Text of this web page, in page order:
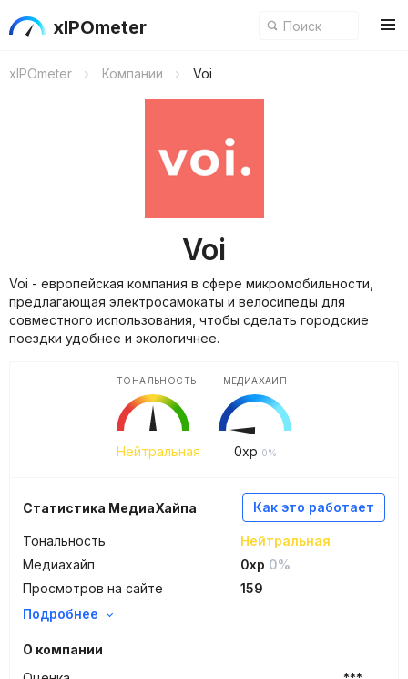
xIPOmeter
xIPOmeter Компании Voi
Voi
Voi - европейская компания в сфере микромобильности,
предлагающая электросамокаты и велосипеды для
совместного использования, чтобы сделать городские
поездки удобнее и экологичнее.
Нейтральная
ТОНАЛЬНОСТЬ
0xp 0%
МЕДИАХАЙП
Как это работает
Статистика МедиаХайпа
Тональность
Нейтральная
Медиахайп
0xp 0%
Просмотров на сайте
159
Подробнее
О компании